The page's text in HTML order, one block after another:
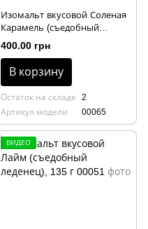
Изомальт вкусовой Соленая
Карамель (съедобный
леденец), 135 г
400.00 грн
В корзину
Остаток на складе
2
Артикул модели
00065
ВИДЕО